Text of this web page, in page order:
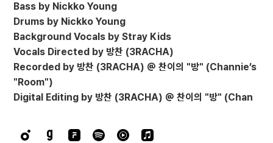
Bass by Nickko Young
Drums by Nickko Young
Background Vocals by Stray Kids
Vocals Directed by 방찬 (3RACHA)
Recorded by 방찬 (3RACHA) @ 찬이의 "방" (Channie’s
"Room")
Digital Editing by 방찬 (3RACHA) @ 찬이의 "방" (Chan